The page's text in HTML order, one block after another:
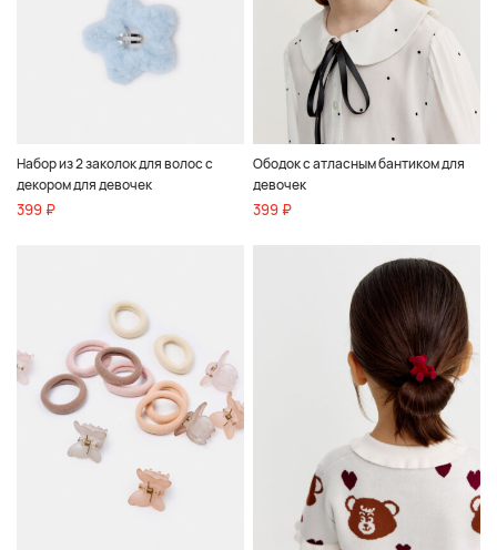
Набор из 2 заколок для волос с
декором для девочек
399 ₽
Ободок с атласным бантиком для
девочек
399 ₽